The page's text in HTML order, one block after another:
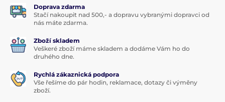
Doprava zdarma
Stačí nakoupit nad 500,- a dopravu vybranými dopravci od
nás máte zdarma.
Zboží skladem
Veškeré zboží máme skladem a dodáme Vám ho do
druhého dne.
Rychlá zákaznická podpora
Vše řešíme do pár hodin, reklamace, dotazy či výměny
zboží.